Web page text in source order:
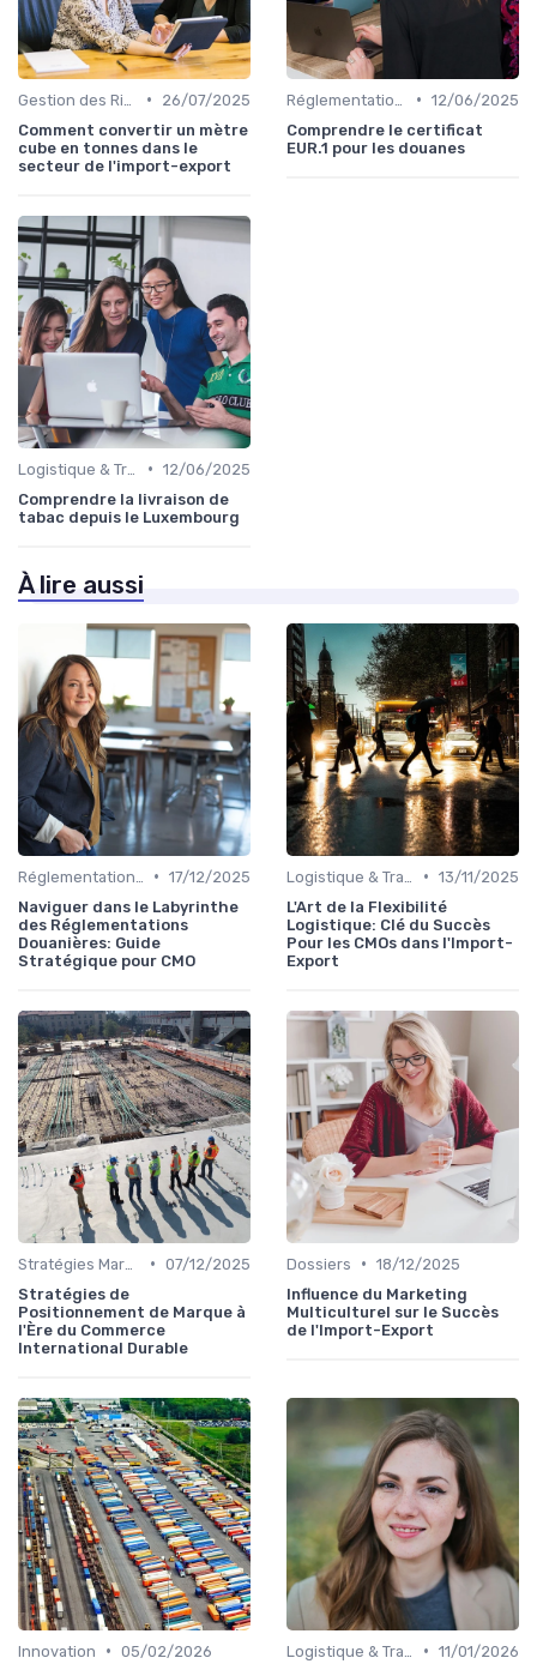
•
26/07/2025
Comment convertir un mètre
cube en tonnes dans le
secteur de l'import-export
• 12/06/2025
Comprendre le certificat
EUR.1 pour les douanes
• 12/06/2025
Comprendre la livraison de
tabac depuis le Luxembourg
À lire aussi
• 17/12/2025
Naviguer dans le Labyrinthe
des Réglementations
Douanières: Guide
Stratégique pour CMO
• 13/11/2025
L'Art de la Flexibilité
Logistique: Clé du Succès
Pour les CMOs dans l'Import-
Export
• 07/12/2025
Stratégies de
Positionnement de Marque à
l'Ère du Commerce
International Durable
Dossiers • 18/12/2025
Influence du Marketing
Multiculturel sur le Succès
de l'Import-Export
Innovation • 05/02/2026
• 11/01/2026